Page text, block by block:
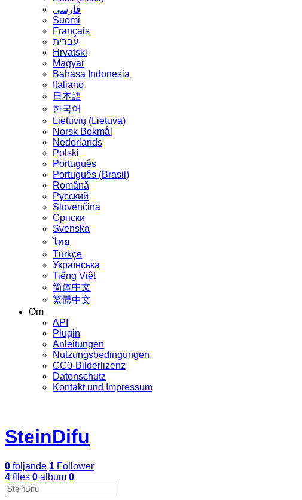
فارسی
Suomi
Français
עברית
Hrvatski
Magyar
Bahasa Indonesia
Italiano
日本語
한국어
Lietuvių (Lietuva)
‪Norsk Bokmål‬
Nederlands
Polski
Português
Português (Brasil)
Română
Русский
Slovenčina
Српски
Svenska
ไทย
Türkçe
Українська
Tiếng Việt
简体中文
繁體中文
Om
API
Plugin
Anleitungen
Nutzungsbedingungen
CC0-Bilderlizenz
Datenschutz
Kontakt und Impressum
SteinDifu
0 följande 1 Follower
4 files 0 album 0